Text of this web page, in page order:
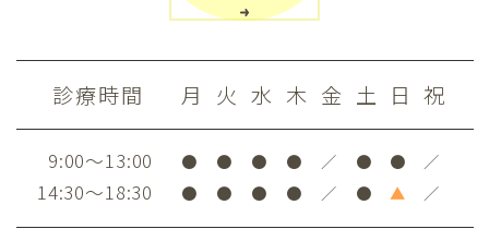
診療時間 月 火 水 木 金 土 日 祝
9:00～13:00 ● ● ● ● ／ ● ● ／
14:30～18:30 ● ● ● ● ／ ● ▲ ／